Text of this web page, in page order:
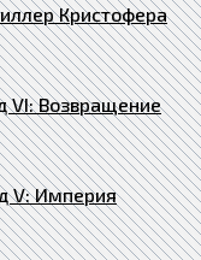
Кристофера
VI: Возвращение
V: Империя